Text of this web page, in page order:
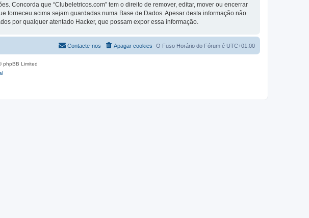
Concorda que “Clubeletricos.com” tem o direito de remover, editar, mover ou encerrar
forneceu acima sejam guardadas numa Base de Dados. Apesar desta informação não
por qualquer atentado Hacker, que possam expor essa informação.
O Fuso Horário do Fórum é UTC+01:00
Apagar cookies
Contacte-nos
phpBB Limited